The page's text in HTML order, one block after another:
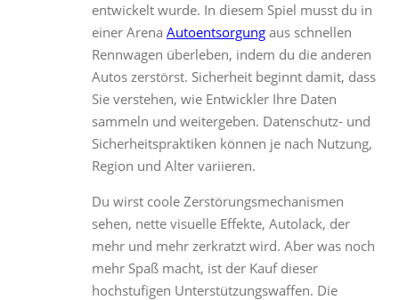
entwickelt wurde. In diesem Spiel musst du in
einer Arena Autoentsorgung aus schnellen
Rennwagen überleben, indem du die anderen
Autos zerstörst. Sicherheit beginnt damit, dass
Sie verstehen, wie Entwickler Ihre Daten
sammeln und weitergeben. Datenschutz- und
Sicherheitspraktiken können je nach Nutzung,
Region und Alter variieren.
Du wirst coole Zerstörungsmechanismen
sehen, nette visuelle Effekte, Autolack, der
mehr und mehr zerkratzt wird. Aber was noch
mehr Spaß macht, ist der Kauf dieser
hochstufigen Unterstützungswaffen. Die